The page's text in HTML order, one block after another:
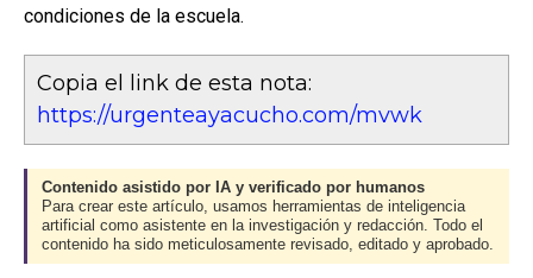
condiciones de la escuela.
Copia el link de esta nota:
https://urgenteayacucho.com/mvwk
Contenido asistido por IA y verificado por humanos
Para crear este artículo, usamos herramientas de inteligencia
artificial como asistente en la investigación y redacción. Todo el
contenido ha sido meticulosamente revisado, editado y aprobado.